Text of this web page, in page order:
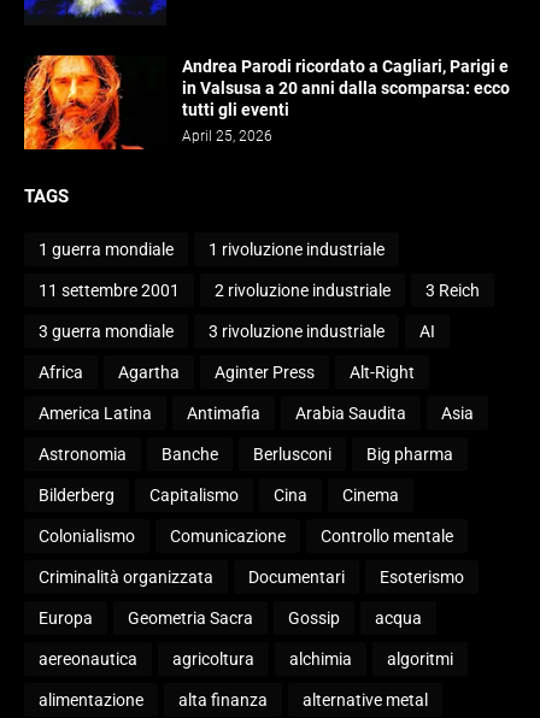
Andrea Parodi ricordato a Cagliari, Parigi e
in Valsusa a 20 anni dalla scomparsa: ecco
tutti gli eventi
April 25, 2026
TAGS
1 guerra mondiale 1 rivoluzione industriale
11 settembre 2001 2 rivoluzione industriale 3 Reich
3 guerra mondiale 3 rivoluzione industriale AI
Africa Agartha Aginter Press Alt-Right
America Latina Antimafia Arabia Saudita Asia
Astronomia Banche Berlusconi Big pharma
Bilderberg Capitalismo Cina Cinema
Colonialismo Comunicazione Controllo mentale
Criminalità organizzata Documentari Esoterismo
Europa Geometria Sacra Gossip acqua
aereonautica agricoltura alchimia algoritmi
alimentazione alta finanza alternative metal